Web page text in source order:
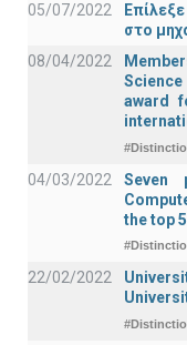
05/07/2022
στο
08/04/2022
award
04/03/2022
Seven
the top
22/02/2022